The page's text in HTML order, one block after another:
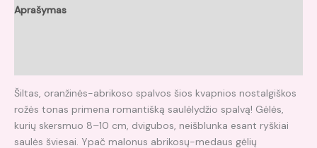
Aprašymas
Šiltas, oranžinės-abrikoso spalvos šios kvapnios nostalgiškos
rožės tonas primena romantišką saulėlydžio spalvą! Gėlės,
kurių skersmuo 8–10 cm, dvigubos, neišblunka esant ryškiai
saulės šviesai. Ypač malonus abrikosų-medaus gėlių